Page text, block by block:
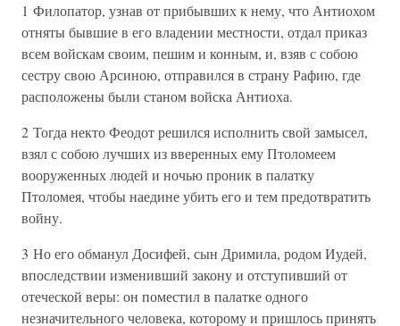
1 Филопатор, узнав от прибывших к нему, что Антиохом
отняты бывшие в его владении местности, отдал приказ
всем войскам своим, пешим и конным, и, взяв с собою
сестру свою Арсиною, отправился в страну Рафию, где
расположены были станом войска Антиоха.
2 Тогда некто Феодот решился исполнить свой замысел,
взял с собою лучших из вверенных ему Птоломеем
вооруженных людей и ночью проник в палатку
Птоломея, чтобы наедине убить его и тем предотвратить
войну.
3 Но его обманул Досифей, сын Дримила, родом Иудей,
впоследствии изменивший закону и отступивший от
отеческой веры: он поместил в палатке одного
незначительного человека, которому и пришлось принять